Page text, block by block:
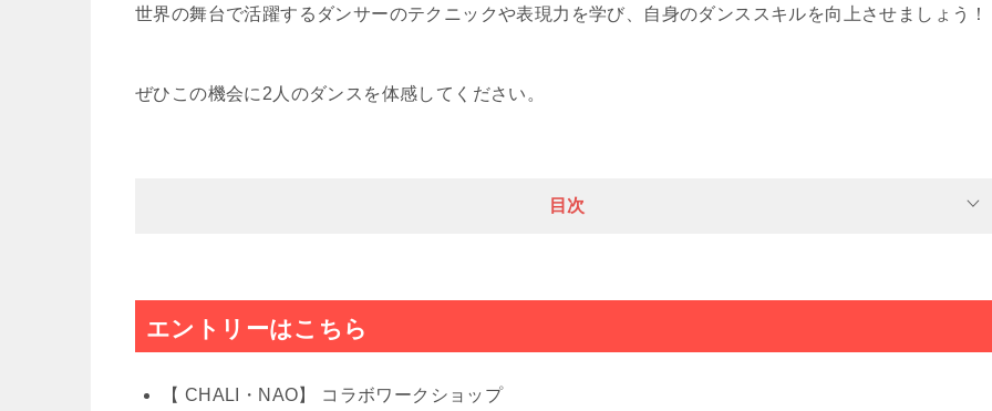
世界の舞台で活躍するダンサーのテクニックや表現力を学び、自身のダンススキルを向上させましょう！
ぜひこの機会に2人のダンスを体感してください。
目次
エントリーはこちら
【 CHALI・NAO】 コラボワークショップ